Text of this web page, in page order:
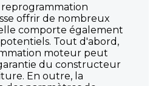
offrir de nombreux
comporte également
Tout d'abord,
moteur peut
du constructeur
En outre, la